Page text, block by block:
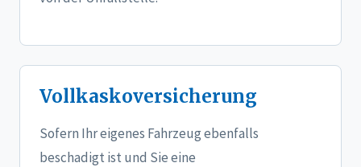
Vollkaskoversicherung
Sofern Ihr eigenes Fahrzeug ebenfalls
beschadigt ist und Sie eine